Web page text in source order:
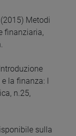
Metodi
finanziaria,
la finanza: I
n.25,
sulla